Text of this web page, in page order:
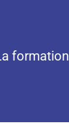
formation